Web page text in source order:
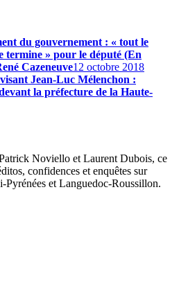
du gouvernement : « tout le
termine » pour le député (En
Cazeneuve12 octobre 2018
Jean-Luc Mélenchon :
la préfecture de la Haute-
Noviello et Laurent Dubois, ce
confidences et enquêtes sur
et Languedoc-Roussillon.